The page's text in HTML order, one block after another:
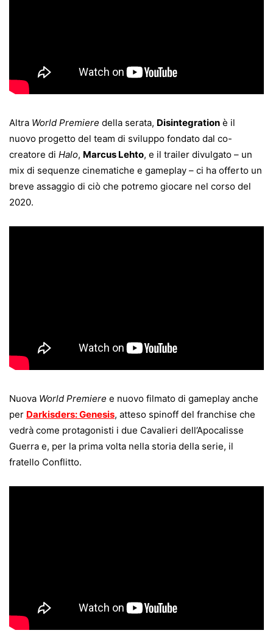
Altra World Premiere della serata, Disintegration è il
nuovo progetto del team di sviluppo fondato dal co-
creatore di Halo, Marcus Lehto, e il trailer divulgato – un
mix di sequenze cinematiche e gameplay – ci ha offerto un
breve assaggio di ciò che potremo giocare nel corso del
2020.
Nuova World Premiere e nuovo filmato di gameplay anche
per Darkisders: Genesis, atteso spinoff del franchise che
vedrà come protagonisti i due Cavalieri dell’Apocalisse
Guerra e, per la prima volta nella storia della serie, il
fratello Conflitto.